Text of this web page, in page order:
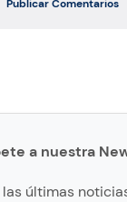
Publicar Comentarios
a nuestra
las últimas